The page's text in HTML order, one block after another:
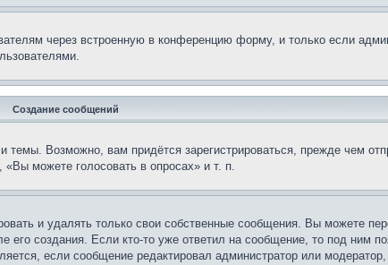
через встроенную в конференцию форму, и только если
Создание сообщений
Возможно, вам придётся зарегистрироваться, прежде чем
можете голосовать в опросах» и т. п.
и удалять только свои собственные сообщения. Вы можете
его создания. Если кто-то уже ответил на сообщение, то под ним
если сообщение редактировал администратор или